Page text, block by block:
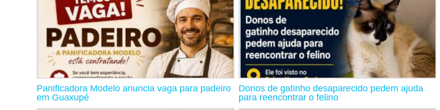
Panificadora Modelo anuncia vaga para padeiro
em Guaxupé
Donos de gatinho desaparecido pedem ajuda
para reencontrar o felino